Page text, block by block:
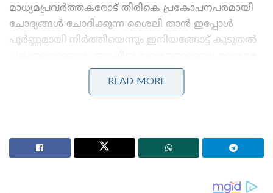
മാധ്യമപ്രവർത്തകരോട് തിരികെ പ്രകോപനപരമായി
ചോദ്യങ്ങൾ ചോദിക്കുന്ന ശൈലി താൻ ഇപ്പോൾ
പൂർണ്ണമായി നിർത്തിയെന്നും ഇനിയങ്ങോട്ട് കൂടുതൽ
പൊതുസമൂഹത്തിലും മാധ്യമങ്ങൾക്ക് മുന്നിലും
പെരുമാറൂ എന്നും സംസ്ഥാന സെക്രട്ടറി വ്യക്തമാക്കി.
‘തമിഴ്‌നാട്ടിലെ ബസ് കണ്ടിട്ടുണ്ടോ?, നമ്മുടെ KSRTC
READ MORE